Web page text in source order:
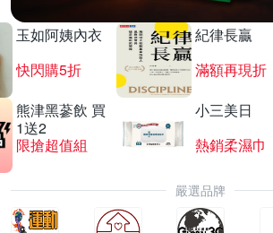
玉如阿姨內衣
快閃購5折
紀律長贏
滿額再現折
熊津黑蔘飲 買
1送2
限搶超值組
小三美日
熱銷柔濕巾
嚴選品牌